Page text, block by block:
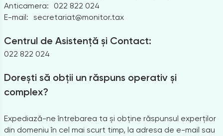
Anticamera:
022 822 024
E-mail: secretariat@monitor.tax
Centrul de Asistență și Contact:
022 822 024
Dorești să obții un răspuns operativ și
complex?
Expediază-ne întrebarea ta și obține răspunsul experților
din domeniu în cel mai scurt timp, la adresa de e-mail sau